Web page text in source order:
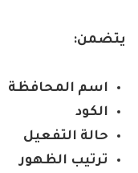
يتضمن:
اسم المحافظة
الكود
حالة التفعيل
ترتيب الظهور